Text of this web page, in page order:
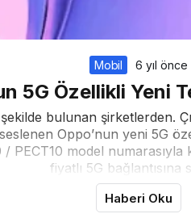
Mobil 6 yıl önce
5G Özellikli Yeni
bulunan şirketlerden.
Oppo’nun yeni 5G
PECT10 model numarasıyla
fiyatlı 5G bağlantısına
Haberi Oku